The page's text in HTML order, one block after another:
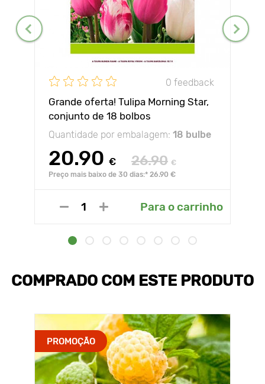
0 feedback
Grande oferta! Tulipa Morning Star,
conjunto de 18 bolbos
Quantidade por embalagem: 18 bulbe
20.90 € 26.90 €
Preço mais baixo de 30 dias:* 26.90 €
Para o carrinho
COMPRADO COM ESTE PRODUTO
PROMOÇÃO